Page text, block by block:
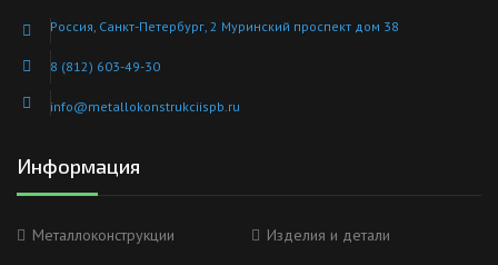
Россия, Санкт-Петербург, 2 Муринский проспект дом 38
8 (812) 603-49-30
info@metallokonstrukciispb.ru
Информация
Металлоконструкции Изделия и детали